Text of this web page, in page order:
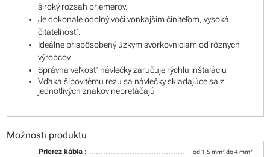
široký rozsah priemerov.
Je dokonale odolný voči vonkajším činiteľom, vysoká
čitateľnosť.
Ideálne prispôsobený úzkym svorkovniciam od rôznych
výrobcov
Správna veľkosť návlečky zaručuje rýchlu inštaláciu
Vďaka šípovitému rezu sa návlečky skladajúce sa z
jednotlivých znakov nepretáčajú
Možnosti produktu
Prierez kábla : od 1,5 mm² do 4 mm²